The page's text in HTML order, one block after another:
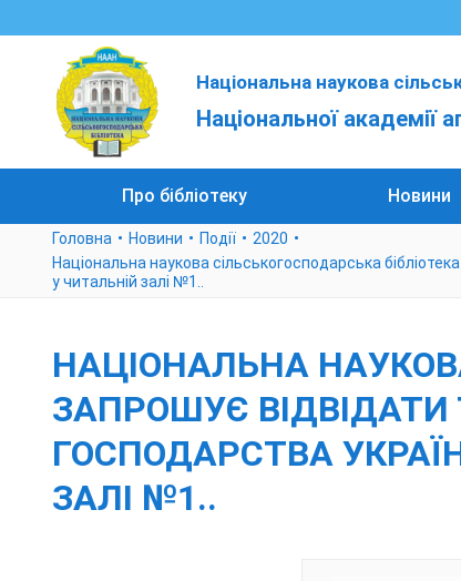
Національна наукова
Національної академії
Про бібліотеку Новини
Головна Новини Події
2020
Національна наукова сільськогосподарська
у читальній залі №1..
НАЦІОНАЛЬНА
ЗАПРОШУЄ
ГОСПОДАРСТВА
ЗАЛІ №1..